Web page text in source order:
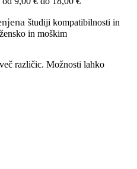
študiji kompatibilnosti in
in moškim
različic. Možnosti lahko